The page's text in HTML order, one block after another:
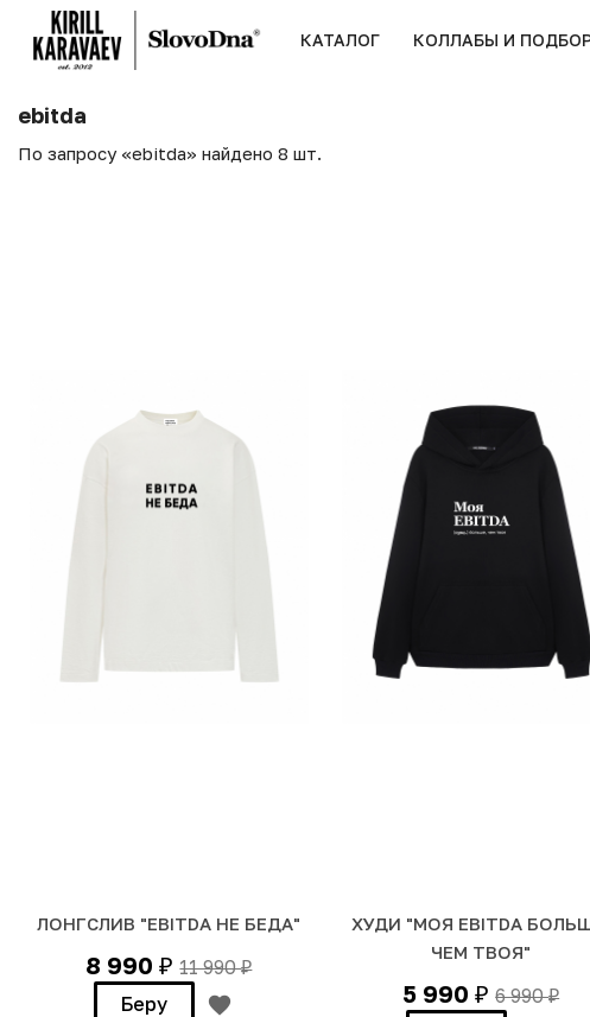
КАТАЛОГ КОЛЛАБЫ И
ebitda
По запросу «ebitda» найдено 8 шт.
ЛОНГСЛИВ "EBITDA НЕ БЕДА"
8 990₽ 11 990₽
Беру
ХУДИ "МОЯ EBITDA
ЧЕМ ТВОЯ"
5 990₽ 6 990₽